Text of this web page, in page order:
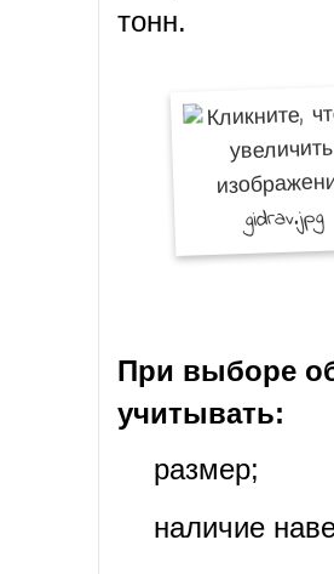
тонн.
При выборе
учитывать:
размер;
наличие